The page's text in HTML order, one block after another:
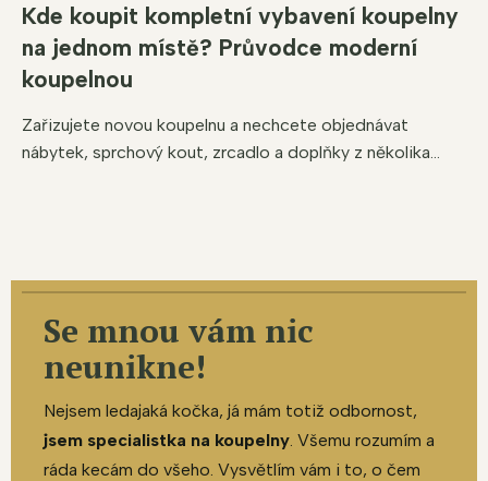
Kde koupit kompletní vybavení koupelny
na jednom místě? Průvodce moderní
koupelnou
Zařizujete novou koupelnu a nechcete objednávat
nábytek, sprchový kout, zrcadlo a doplňky z několika...
Se mnou vám nic
neunikne!
Nejsem ledajaká kočka, já mám totiž odbornost,
jsem specialistka na koupelny . Všemu rozumím a
ráda kecám do všeho. Vysvětlím vám i to, o čem